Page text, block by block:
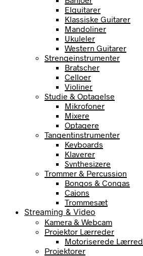
Elguitarer
Klassiske Guitarer
Mandoliner
Ukuleler
Western Guitarer
Strengeinstrumenter
Bratscher
Celloer
Violiner
Studie & Optagelse
Mikrofoner
Mixere
Optagere
Tangentinstrumenter
Keyboards
Klaverer
Synthesizere
Trommer & Percussion
Bongos & Congas
Cajons
Trommesæt
Streaming & Video
Kamera & Webcam
Projektor Lærreder
Motoriserede
Projektorer